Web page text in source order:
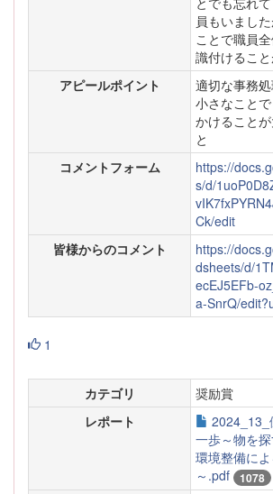
員もいまし
ことで職員
識付けること
アピールポイント
適切な事務処
小さなこと
かけること
と
コメントフォーム
https://
s/d/
Ck/edit
皆様からのコメント
https://
dsheets/d/
ecEJ5EFb-
a-SnrQ/
1
カテゴリ
奨励賞
レポート
2024_13_
一歩～物を
環境整備に
～.pdf
1078